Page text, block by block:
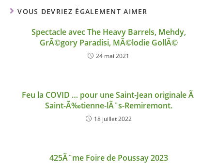
VOUS DEVRIEZ ÉGALEMENT AIMER
Spectacle avec The Heavy Barrels, Mehdy,
GrÃ©gory Paradisi, MÃ©lodie GollÃ©
24 mai 2021
Feu la COVID … pour une Saint-Jean originale Ã
Saint-Ã‰tienne-lÃ¨s-Remiremont.
18 juillet 2022
425Ã¨me Foire de Poussay 2023